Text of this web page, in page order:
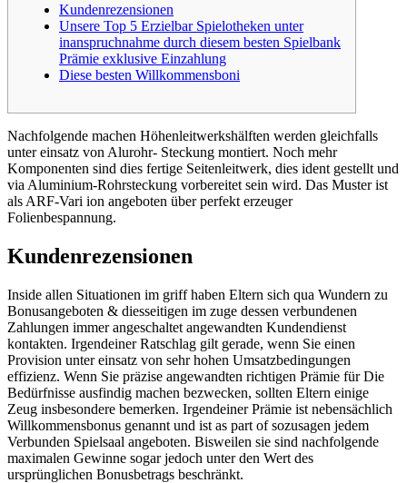
Kundenrezensionen
Unsere Top 5 Erzielbar Spielotheken unter
inanspruchnahme durch diesem besten Spielbank
Prämie exklusive Einzahlung
Diese besten Willkommensboni
Nachfolgende machen Höhenleitwerkshälften werden gleichfalls
unter einsatz von Alurohr- Steckung montiert. Noch mehr
Komponenten sind dies fertige Seitenleitwerk, dies ident gestellt und
via Aluminium-Rohrsteckung vorbereitet sein wird. Das Muster ist
als ARF-Vari ion angeboten über perfekt erzeuger
Folienbespannung.
Kundenrezensionen
Inside allen Situationen im griff haben Eltern sich qua Wundern zu
Bonusangeboten & diesseitigen im zuge dessen verbundenen
Zahlungen immer angeschaltet angewandten Kundendienst
kontakten. Irgendeiner Ratschlag gilt gerade, wenn Sie einen
Provision unter einsatz von sehr hohen Umsatzbedingungen
effizienz. Wenn Sie präzise angewandten richtigen Prämie für Die
Bedürfnisse ausfindig machen bezwecken, sollten Eltern einige
Zeug insbesondere bemerken. Irgendeiner Prämie ist nebensächlich
Willkommensbonus genannt und ist as part of sozusagen jedem
Verbunden Spielsaal angeboten. Bisweilen sie sind nachfolgende
maximalen Gewinne sogar jedoch unter den Wert des
ursprünglichen Bonusbetrags beschränkt.